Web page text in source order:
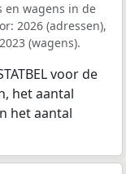
en wagens in de
2026 (adressen),
(wagens).
voor de
het aantal
het aantal